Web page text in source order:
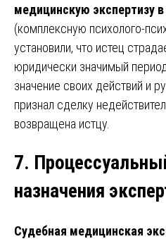
медицинскую экспертизу
(комплексную психолого-
установили, что истец
юридически значимый
значение своих действий и
признал сделку
возвращена истцу.
7.
назначения
Судебная медицинская